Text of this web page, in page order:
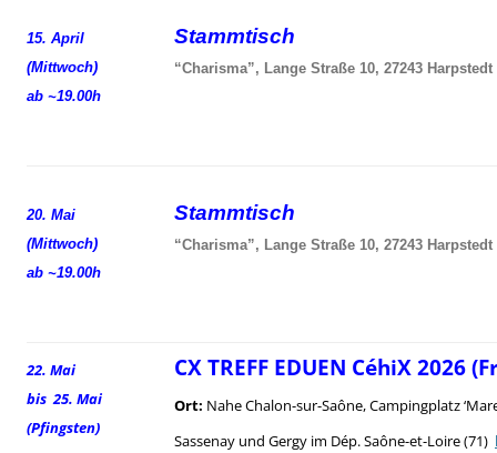
15. April
(Mittwoch)
ab ~19.00h
Stammtisch
“Charisma”, Lange Straße 10, 27243 Harpstedt
20. Mai
(Mittwoch)
ab ~19.00h
Stammtisch
“Charisma”, Lange Straße 10, 27243 Harpstedt
22. Mai
bis 25. Mai
(Pfingsten)
CX TREFF EDUEN CéhiX 2026
Ort: Nahe Chalon-sur-Saône, Campingplatz
Sassenay und Gergy im Dép. Saône-et-Loire (71)